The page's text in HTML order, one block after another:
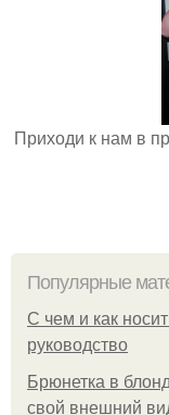
Приходи к нам в
Популярные
С чем и как
руководство
Брюнетка в
свой внешний